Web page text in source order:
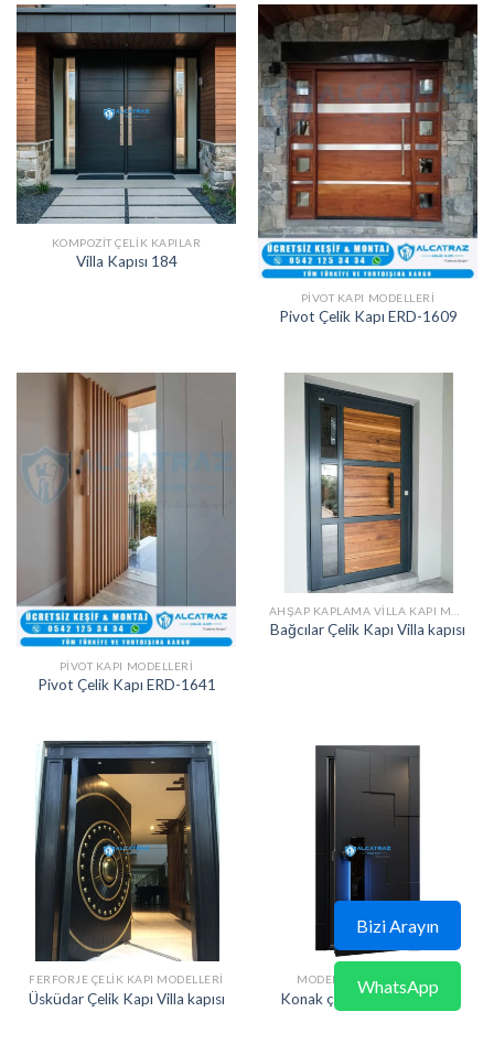
KOMPOZIT ÇELIK KAPILAR
Villa Kapısı 184
PIVOT KAPI MODELLERI
Pivot Çelik Kapı ERD-1609
PIVOT KAPI MODELLERI
Pivot Çelik Kapı ERD-1641
Bağcılar Çelik Kapı Villa kapısı
FERFORJE ÇELIK KAPI MODELLERI
Üsküdar Çelik Kapı Villa kapısı
MODERN ÇELIK KAPILAR
Konak çelik kapı villa kapısı
Bizi Arayın
WhatsApp